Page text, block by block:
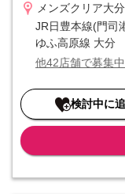
■■ 入社初月からイン
インセンティブとい
が、当社はそうでは
優位性もあり、イン
おすすめです。
メンズクリア大
JR日豊本線(門
ゆふ高原線 大分
他42店舗で募集中
検討中に